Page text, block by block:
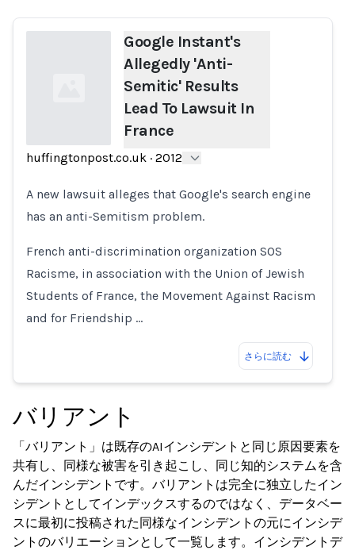
Google Instant's
Allegedly 'Anti-
Semitic' Results
Lead To Lawsuit In
France
huffingtonpost.co.uk · 2012
A new lawsuit alleges that Google's search engine
has an anti-Semitism problem.
French anti-discrimination organization SOS
Racisme, in association with the Union of Jewish
Students of France, the Movement Against Racism
and for Friendship …
さらに読む
バリアント
「バリアント」は既存のAIインシデントと同じ原因要素を
共有し、同様な被害を引き起こし、同じ知的システムを含
んだインシデントです。バリアントは完全に独立したイン
シデントとしてインデックスするのではなく、データベー
スに最初に投稿された同様なインシデントの元にインシデ
ントのバリエーションとして一覧します。インシデントデ